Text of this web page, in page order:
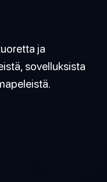
ja
sovelluksista